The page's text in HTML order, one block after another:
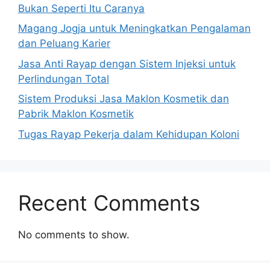
Bukan Seperti Itu Caranya
Magang Jogja untuk Meningkatkan Pengalaman
dan Peluang Karier
Jasa Anti Rayap dengan Sistem Injeksi untuk
Perlindungan Total
Sistem Produksi Jasa Maklon Kosmetik dan
Pabrik Maklon Kosmetik
Tugas Rayap Pekerja dalam Kehidupan Koloni
Recent Comments
No comments to show.